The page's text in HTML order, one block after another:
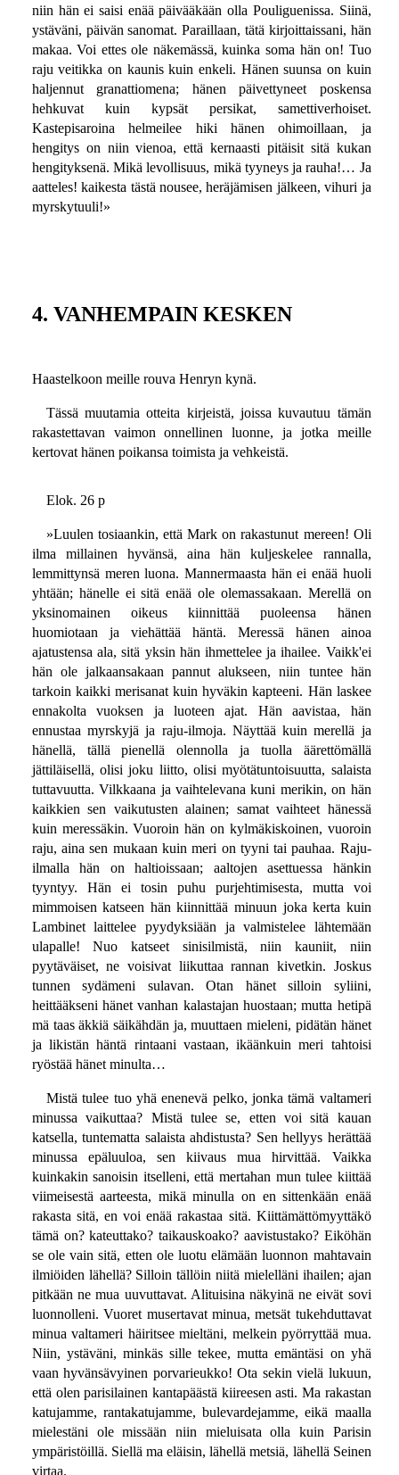
niin hän ei saisi enää päivääkään olla Pouliguenissa. Siinä,
ystäväni, päivän sanomat. Paraillaan, tätä kirjoittaissani, hän
makaa. Voi ettes ole näkemässä, kuinka soma hän on! Tuo
raju veitikka on kaunis kuin enkeli. Hänen suunsa on kuin
haljennut granattiomena; hänen päivettyneet poskensa
hehkuvat kuin kypsät persikat, samettiverhoiset.
Kastepisaroina helmeilee hiki hänen ohimoillaan, ja
hengitys on niin vienoa, että kernaasti pitäisit sitä kukan
hengityksenä. Mikä levollisuus, mikä tyyneys ja rauha!… Ja
aatteles! kaikesta tästä nousee, heräjämisen jälkeen, vihuri ja
myrskytuuli!»
4. VANHEMPAIN KESKEN
Haastelkoon meille rouva Henryn kynä.
Tässä muutamia otteita kirjeistä, joissa kuvautuu tämän
rakastettavan vaimon onnellinen luonne, ja jotka meille
kertovat hänen poikansa toimista ja vehkeistä.
Elok. 26 p
»Luulen tosiaankin, että Mark on rakastunut mereen! Oli
ilma millainen hyvänsä, aina hän kuljeskelee rannalla,
lemmittynsä meren luona. Mannermaasta hän ei enää huoli
yhtään; hänelle ei sitä enää ole olemassakaan. Merellä on
yksinomainen oikeus kiinnittää puoleensa hänen
huomiotaan ja viehättää häntä. Meressä hänen ainoa
ajatustensa ala, sitä yksin hän ihmettelee ja ihailee. Vaikk'ei
hän ole jalkaansakaan pannut alukseen, niin tuntee hän
tarkoin kaikki merisanat kuin hyväkin kapteeni. Hän laskee
ennakolta vuoksen ja luoteen ajat. Hän aavistaa, hän
ennustaa myrskyjä ja raju-ilmoja. Näyttää kuin merellä ja
hänellä, tällä pienellä olennolla ja tuolla äärettömällä
jättiläisellä, olisi joku liitto, olisi myötätuntoisuutta, salaista
tuttavuutta. Vilkkaana ja vaihtelevana kuni merikin, on hän
kaikkien sen vaikutusten alainen; samat vaihteet hänessä
kuin meressäkin. Vuoroin hän on kylmäkiskoinen, vuoroin
raju, aina sen mukaan kuin meri on tyyni tai pauhaa. Raju-
ilmalla hän on haltioissaan; aaltojen asettuessa hänkin
tyyntyy. Hän ei tosin puhu purjehtimisesta, mutta voi
mimmoisen katseen hän kiinnittää minuun joka kerta kuin
Lambinet laittelee pyydyksiään ja valmistelee lähtemään
ulapalle! Nuo katseet sinisilmistä, niin kauniit, niin
pyytäväiset, ne voisivat liikuttaa rannan kivetkin. Joskus
tunnen sydämeni sulavan. Otan hänet silloin syliini,
heittääkseni hänet vanhan kalastajan huostaan; mutta hetipä
mä taas äkkiä säikähdän ja, muuttaen mieleni, pidätän hänet
ja likistän häntä rintaani vastaan, ikäänkuin meri tahtoisi
ryöstää hänet minulta…
Mistä tulee tuo yhä enenevä pelko, jonka tämä valtameri
minussa vaikuttaa? Mistä tulee se, etten voi sitä kauan
katsella, tuntematta salaista ahdistusta? Sen hellyys herättää
minussa epäluuloa, sen kiivaus mua hirvittää. Vaikka
kuinkakin sanoisin itselleni, että mertahan mun tulee kiittää
viimeisestä aarteesta, mikä minulla on en sittenkään enää
rakasta sitä, en voi enää rakastaa sitä. Kiittämättömyyttäkö
tämä on? kateuttako? taikauskoako? aavistustako? Eiköhän
se ole vain sitä, etten ole luotu elämään luonnon mahtavain
ilmiöiden lähellä? Silloin tällöin niitä mielelläni ihailen; ajan
pitkään ne mua uuvuttavat. Alituisina näkyinä ne eivät sovi
luonnolleni. Vuoret musertavat minua, metsät tukehduttavat
minua valtameri häiritsee mieltäni, melkein pyörryttää mua.
Niin, ystäväni, minkäs sille tekee, mutta emäntäsi on yhä
vaan hyvänsävyinen porvarieukko! Ota sekin vielä lukuun,
että olen parisilainen kantapäästä kiireesen asti. Ma rakastan
katujamme, rantakatujamme, bulevardejamme, eikä maalla
mielestäni ole missään niin mieluisata olla kuin Parisin
ympäristöillä. Siellä ma eläisin, lähellä metsiä, lähellä Seinen
virtaa.